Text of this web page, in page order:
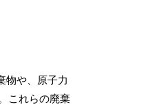
物や、原子力
これらの廃棄